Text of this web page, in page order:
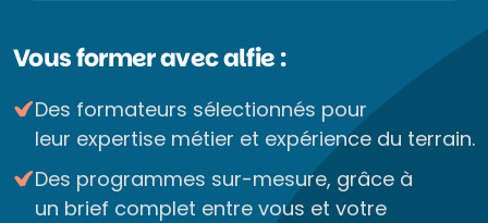
Vous former avec alfie :
Des formateurs sélectionnés pour
leur expertise métier et expérience du terrain.
Des programmes sur-mesure, grâce à
un brief complet entre vous et votre